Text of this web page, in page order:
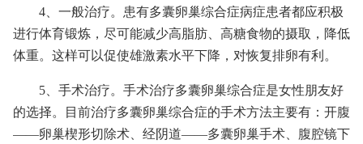
4、一般治疗。患有多囊卵巢综合症病症患者都应积极
进行体育锻炼，尽可能减少高脂肪、高糖食物的摄取，降低
体重。这样可以促使雄激素水平下降，对恢复排卵有利。
5、手术治疗。手术治疗多囊卵巢综合症是女性朋友好
的选择。目前治疗多囊卵巢综合症的手术方法主要有：开腹
——卵巢楔形切除术、经阴道——多囊卵巢手术、腹腔镜下